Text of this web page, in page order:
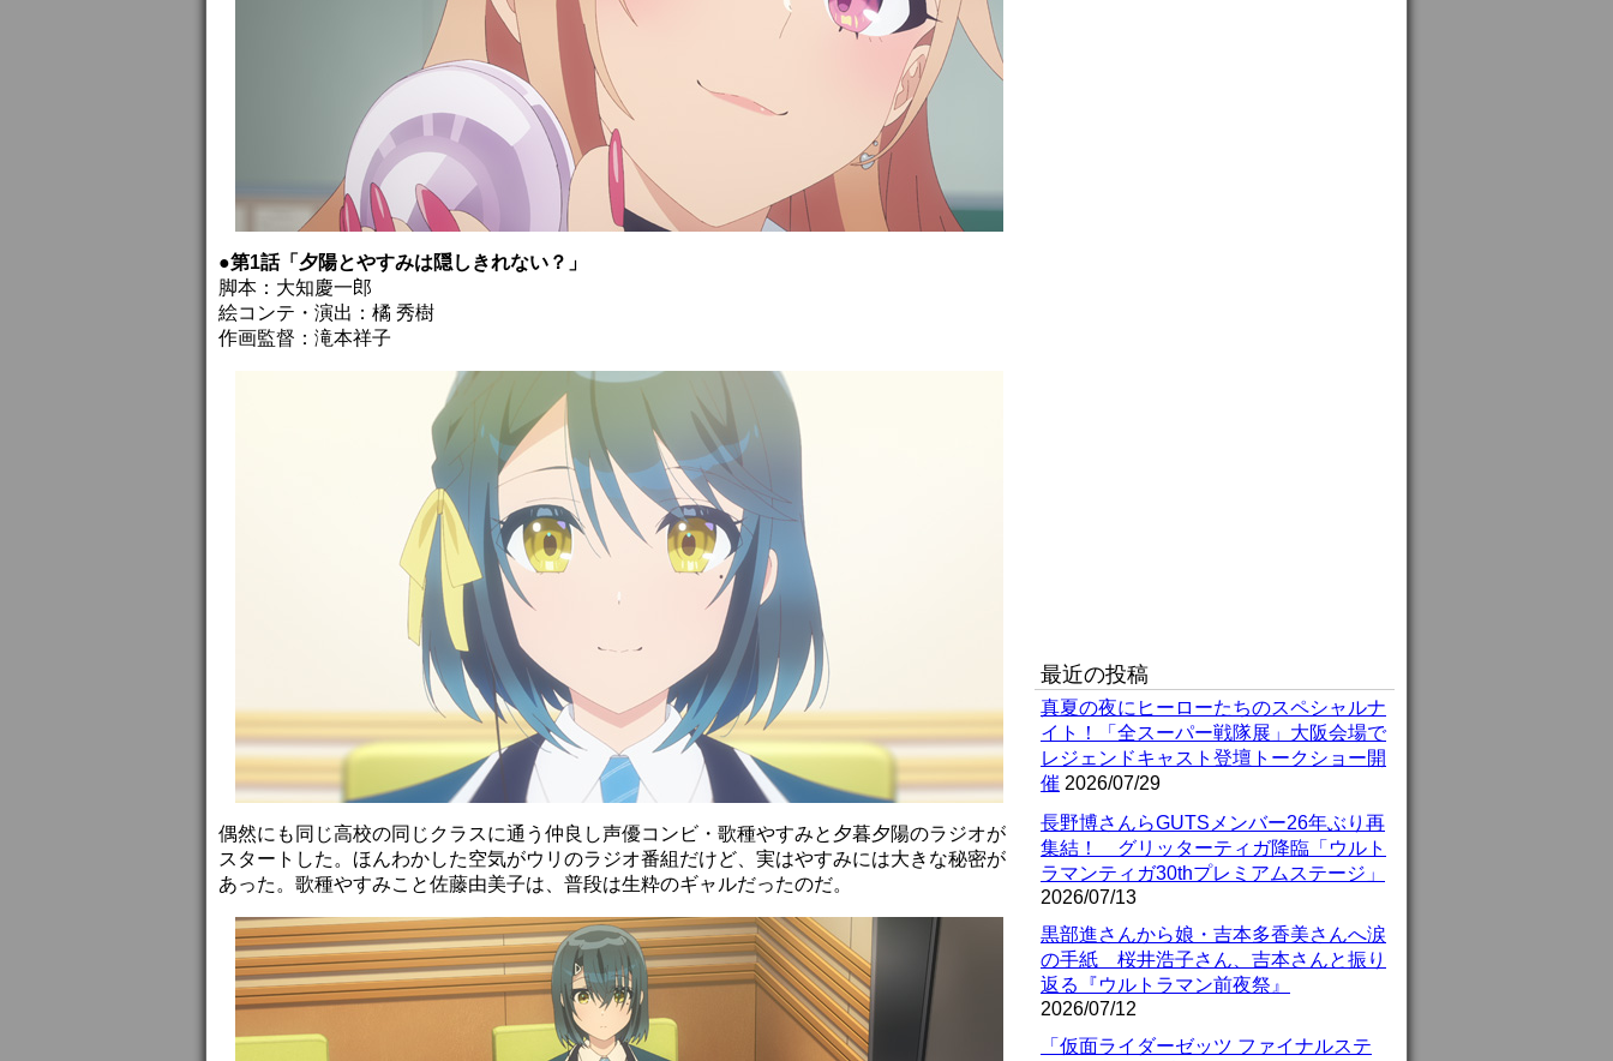
●第1話「夕陽とやすみは隠しきれない？」
脚本：大知慶一郎
絵コンテ・演出：橘 秀樹
作画監督：滝本祥子
偶然にも同じ高校の同じクラスに通う仲良し声優コンビ・歌種やすみと夕暮夕陽のラジオが
スタートした。ほんわかした空気がウリのラジオ番組だけど、実はやすみには大きな秘密が
あった。歌種やすみこと佐藤由美子は、普段は生粋のギャルだったのだ。
最近の投稿
真夏の夜にヒーローたちのスペシャルナ
イト！「全スーパー戦隊展」大阪会場で
レジェンドキャスト登壇トークショー開
催 2026/07/29
長野博さんらGUTSメンバー26年ぶり再
集結！ グリッターティガ降臨「ウルト
ラマンティガ30thプレミアムステージ」
2026/07/13
黒部進さんから娘・吉本多香美さんへ涙
の手紙 桜井浩子さん、吉本さんと振り
返る『ウルトラマン前夜祭』
2026/07/12
「仮面ライダーゼッツ ファイナルステ